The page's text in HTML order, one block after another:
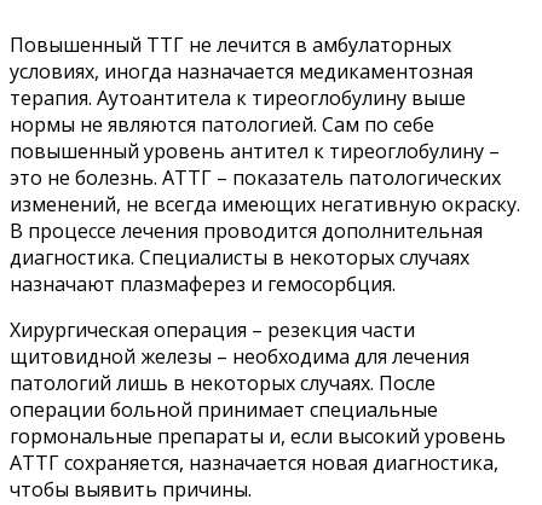
Повышенный ТТГ не лечится в амбулаторных
условиях, иногда назначается медикаментозная
терапия. Аутоантитела к тиреоглобулину выше
нормы не являются патологией. Сам по себе
повышенный уровень антител к тиреоглобулину –
это не болезнь. АТТГ – показатель патологических
изменений, не всегда имеющих негативную окраску.
В процессе лечения проводится дополнительная
диагностика. Специалисты в некоторых случаях
назначают плазмаферез и гемосорбция.
Хирургическая операция – резекция части
щитовидной железы – необходима для лечения
патологий лишь в некоторых случаях. После
операции больной принимает специальные
гормональные препараты и, если высокий уровень
АТТГ сохраняется, назначается новая диагностика,
чтобы выявить причины.